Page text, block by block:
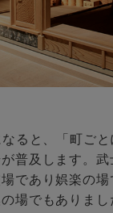
ると、「町ごと
普及します。武
であり娯楽の場
場でもありまし